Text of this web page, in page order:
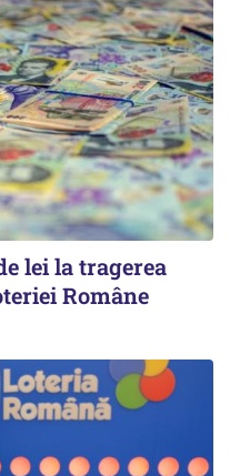
lei la tragerea
Române